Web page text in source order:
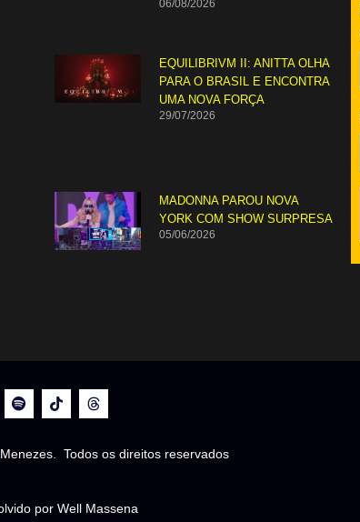
06/08/2026
EQUILIBRIVM II: ANITTA OLHA
PARA O BRASIL E ENCONTRA
UMA NOVA FORÇA
29/07/2026
MADONNA PAROU NOVA
YORK COM SHOW SURPRESA
05/06/2026
Todos os direitos reservados
por Well Massena